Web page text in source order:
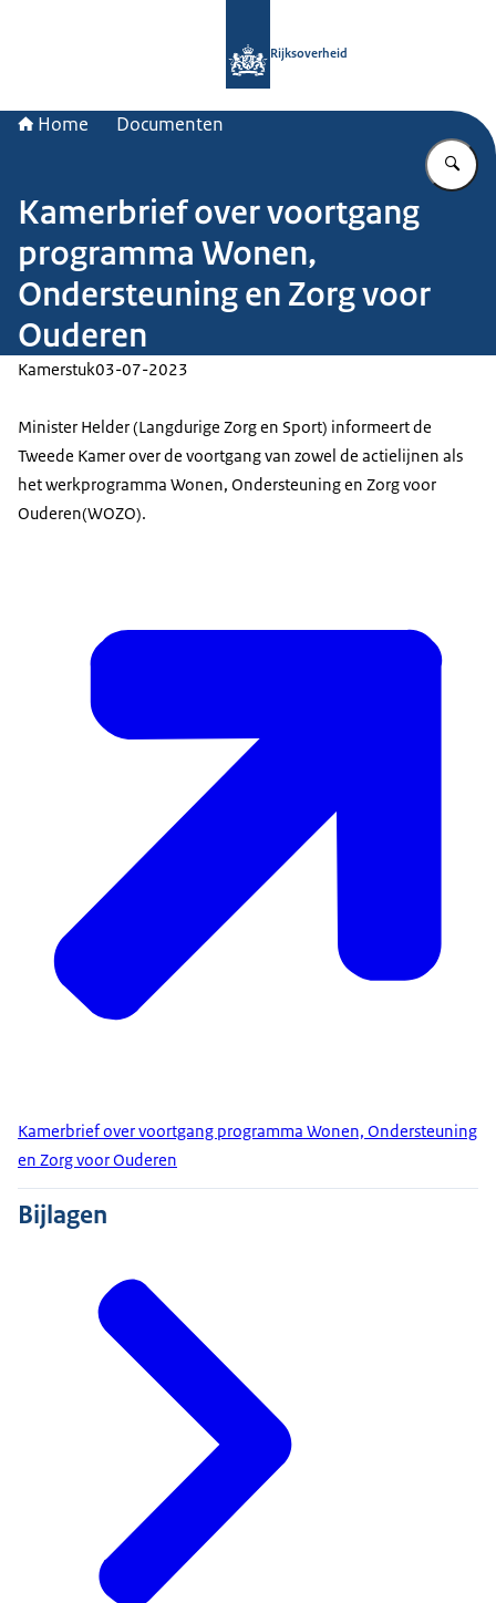
Rijksoverheid
Home Documenten
Kamerbrief over voortgang
programma Wonen,
Ondersteuning en Zorg voor
Ouderen
Kamerstuk03-07-2023
Minister Helder (Langdurige Zorg en Sport) informeert de
Tweede Kamer over de voortgang van zowel de actielijnen als
het werkprogramma Wonen, Ondersteuning en Zorg voor
Ouderen(WOZO).
Kamerbrief over voortgang programma Wonen, Ondersteuning
en Zorg voor Ouderen
Bijlagen